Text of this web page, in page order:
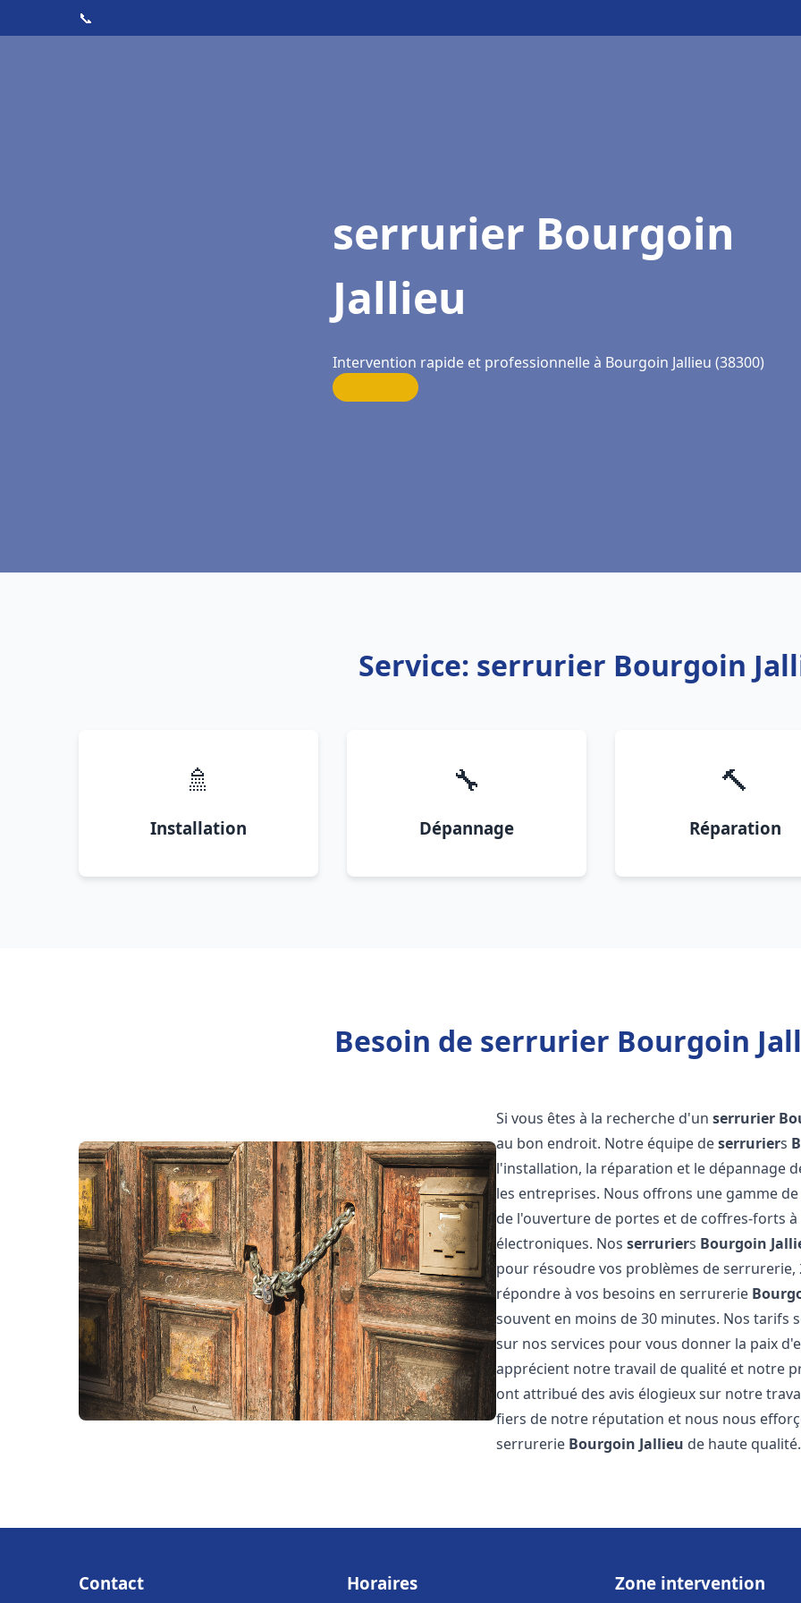
📞
serrurier Bourgoin
Jallieu
Intervention rapide et professionnelle à Bourgoin Jallieu (38300)
Service: serrurier Bourgoin
🚿
Installation
🔧
Dépannage
🔨
Réparation
Besoin de serrurier Bourgoin
Si vous êtes à la recherche d'unserrurier
au bon endroit. Notre équipe deserruriers
l'installation, la réparation et le dépannage
les entreprises. Nous offrons une gamme
de l'ouverture de portes et de coffres-forts
électroniques. Nosserruriers Bourgoin
pour résoudre vos problèmes de serrurerie,
répondre à vos besoins en serrurerie
souvent en moins de 30 minutes. Nos
sur nos services pour vous donner la paix
apprécient notre travail de qualité et notre
ont attribué des avis élogieux sur notre
fiers de notre réputation et nous nous
serrurerie Bourgoin Jallieu de haute
Contact Horaires Zone intervention